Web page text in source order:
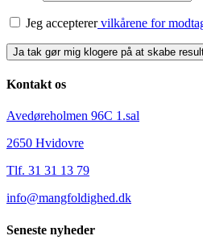
Jeg accepterervilkårene for
Kontakt os
Avedøreholmen 96C 1.sal
2650 Hvidovre
Tlf. 31 31 13 79
info@mangfoldighed.dk
Seneste nyheder